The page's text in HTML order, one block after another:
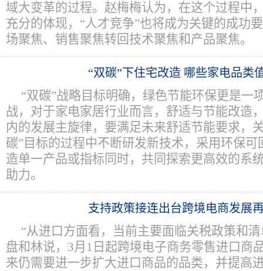
域大变革的过程。赵梅梅认为，在这个过程中
充分的体现，“人才竞争”也将成为关键的成功
场聚焦、销售聚焦转回技术聚焦和产品聚焦。
“双碳”下住宅改造 哪些家电品类
“双碳”战略目标明确，绿色节能环保更是一
战，对于家电家居行业而言，舒适与节能改造
内的发展主旋律，要满足未来舒适节能要求，
碳”目标的过程中不断研发新技术，采用环保
造单一产品或指标同时，共同探索更高效的系
助力。
支持政策接连出台跨境电商发展
“从进口方面看，当前主要面临关税政策和
盘和林说，3月1日起跨境电子商务零售进口商
来仍需要进一步扩大进口商品的品类，并提高